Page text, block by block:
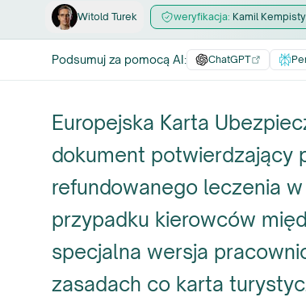
Witold Turek weryfikacja: Kamil Kempisty
Podsumuj za pomocą AI: ChatGPT
Europejska Karta
dokument potwierdzający
refundowanego leczenia w
przypadku kierowców
specjalna wersja
zasadach co karta